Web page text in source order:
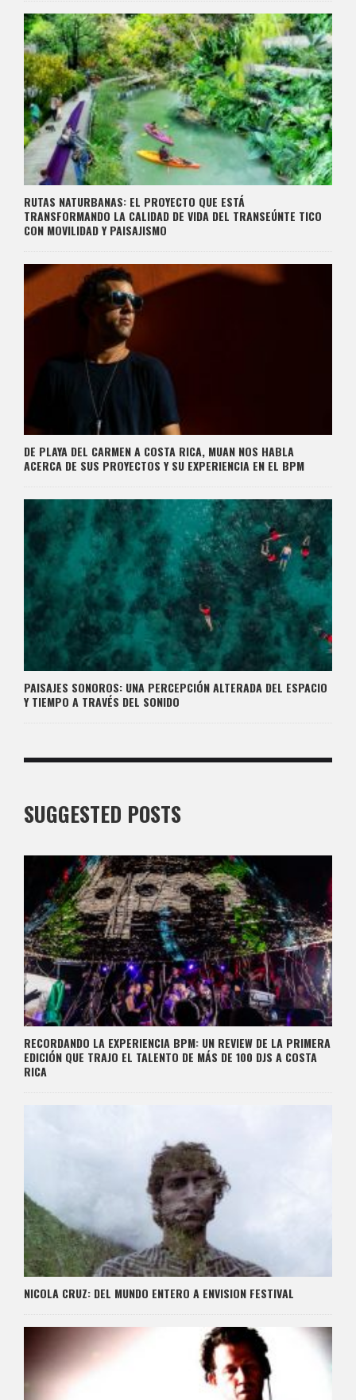
RUTAS NATURBANAS: EL PROYECTO QUE ESTÁ
TRANSFORMANDO LA CALIDAD DE VIDA DEL TRANSEÚNTE TICO
CON MOVILIDAD Y PAISAJISMO
DE PLAYA DEL CARMEN A COSTA RICA, MUAN NOS HABLA
ACERCA DE SUS PROYECTOS Y SU EXPERIENCIA EN EL BPM
PAISAJES SONOROS: UNA PERCEPCIÓN ALTERADA DEL ESPACIO
Y TIEMPO A TRAVÉS DEL SONIDO
SUGGESTED POSTS
RECORDANDO LA EXPERIENCIA BPM: UN REVIEW DE LA PRIMERA
EDICIÓN QUE TRAJO EL TALENTO DE MÁS DE 100 DJS A COSTA
RICA
NICOLA CRUZ: DEL MUNDO ENTERO A ENVISION FESTIVAL